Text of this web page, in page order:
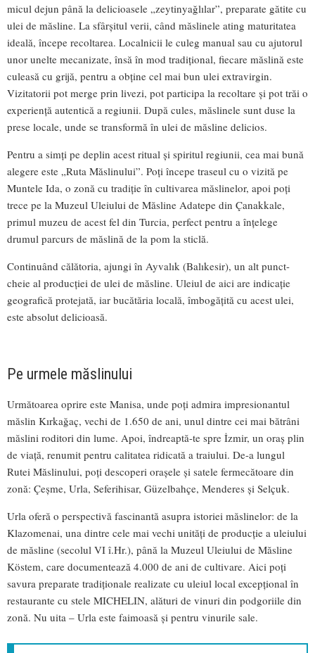
micul dejun până la delicioasele „zeytinyağlılar”, preparate gătite cu
ulei de măsline. La sfârșitul verii, când măslinele ating maturitatea
ideală, începe recoltarea. Localnicii le culeg manual sau cu ajutorul
unor unelte mecanizate, însă în mod tradițional, fiecare măslină este
culeasă cu grijă, pentru a obține cel mai bun ulei extravirgin.
Vizitatorii pot merge prin livezi, pot participa la recoltare și pot trăi o
experiență autentică a regiunii. După cules, măslinele sunt duse la
prese locale, unde se transformă în ulei de măsline delicios.
Pentru a simți pe deplin acest ritual și spiritul regiunii, cea mai bună
alegere este „Ruta Măslinului”. Poți începe traseul cu o vizită pe
Muntele Ida, o zonă cu tradiție în cultivarea măslinelor, apoi poți
trece pe la Muzeul Uleiului de Măsline Adatepe din Çanakkale,
primul muzeu de acest fel din Turcia, perfect pentru a înțelege
drumul parcurs de măslină de la pom la sticlă.
Continuând călătoria, ajungi în Ayvalık (Balıkesir), un alt punct-
cheie al producției de ulei de măsline. Uleiul de aici are indicație
geografică protejată, iar bucătăria locală, îmbogățită cu acest ulei,
este absolut delicioasă.
Pe urmele măslinului
Următoarea oprire este Manisa, unde poți admira impresionantul
măslin Kırkağaç, vechi de 1.650 de ani, unul dintre cei mai bătrâni
măslini roditori din lume. Apoi, îndreaptă-te spre İzmir, un oraș plin
de viață, renumit pentru calitatea ridicată a traiului. De-a lungul
Rutei Măslinului, poți descoperi orașele și satele fermecătoare din
zonă: Çeşme, Urla, Seferihisar, Güzelbahçe, Menderes și Selçuk.
Urla oferă o perspectivă fascinantă asupra istoriei măslinelor: de la
Klazomenai, una dintre cele mai vechi unități de producție a uleiului
de măsline (secolul VI î.Hr.), până la Muzeul Uleiului de Măsline
Köstem, care documentează 4.000 de ani de cultivare. Aici poți
savura preparate tradiționale realizate cu uleiul local excepțional în
restaurante cu stele MICHELIN, alături de vinuri din podgoriile din
zonă. Nu uita – Urla este faimoasă și pentru vinurile sale.